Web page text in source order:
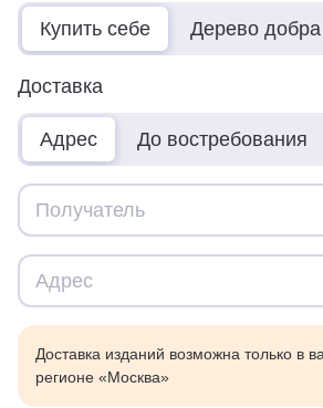
Купить себе Дерево добра
Доставка
Адрес До востребования
Доставка изданий возможна только в
регионе «Москва»